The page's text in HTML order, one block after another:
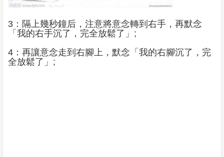
3：隔上幾秒鐘后，注意將意念轉到右手，再默念
「我的右手沉了，完全放鬆了」;
4：再讓意念走到右腳上，默念「我的右腳沉了，完
全放鬆了」;